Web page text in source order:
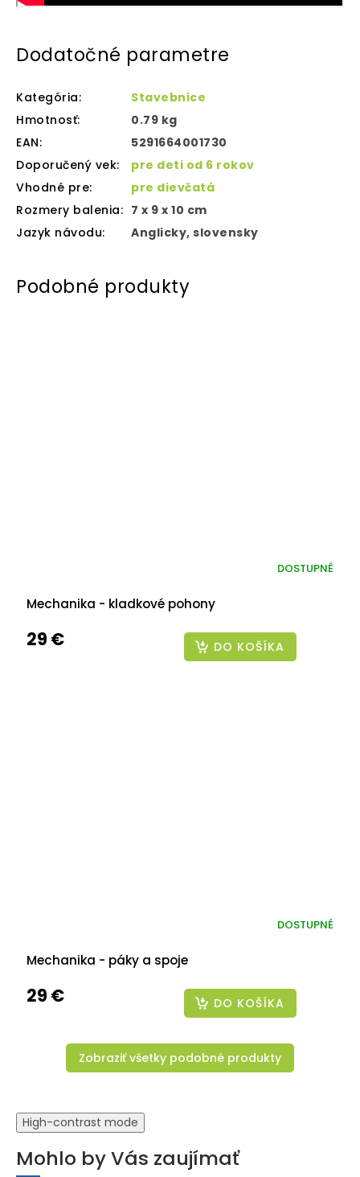
Dodatočné parametre
Kategória:
Stavebnice
Hmotnosť:
0.79 kg
EAN:
5291664001730
Doporučený vek:
pre deti od 6 rokov
Vhodné pre:
pre dievčatá
Rozmery balenia: 7 x 9 x 10 cm
Jazyk návodu: Anglicky, slovensky
Mechanika - kladkové pohony
DOSTUPNÉ
29 € DO KOŠÍKA
Mechanika - páky a spoje
DOSTUPNÉ
29 € DO KOŠÍKA
Zobraziť všetky podobné produkty
High-contrast mode
Mohlo by Vás zaujímať